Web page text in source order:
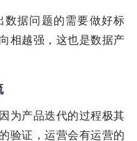
数据问题的需要做好标
相越强，这也是数据产
为产品迭代的过程极其
验证，运营会有运营的